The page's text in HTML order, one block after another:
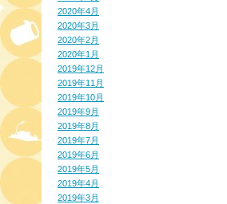
2020年4月
2020年3月
2020年2月
2020年1月
2019年12月
2019年11月
2019年10月
2019年9月
2019年8月
2019年7月
2019年6月
2019年5月
2019年4月
2019年3月